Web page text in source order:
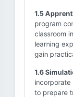
1.5
program
classroom
learning
gain
1.6
incorporate
to prepare